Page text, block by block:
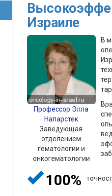
Израиле
Профессор Элла
Напарстек
Заведующая
отделением
гематологии и
онкогематологии
В
100%